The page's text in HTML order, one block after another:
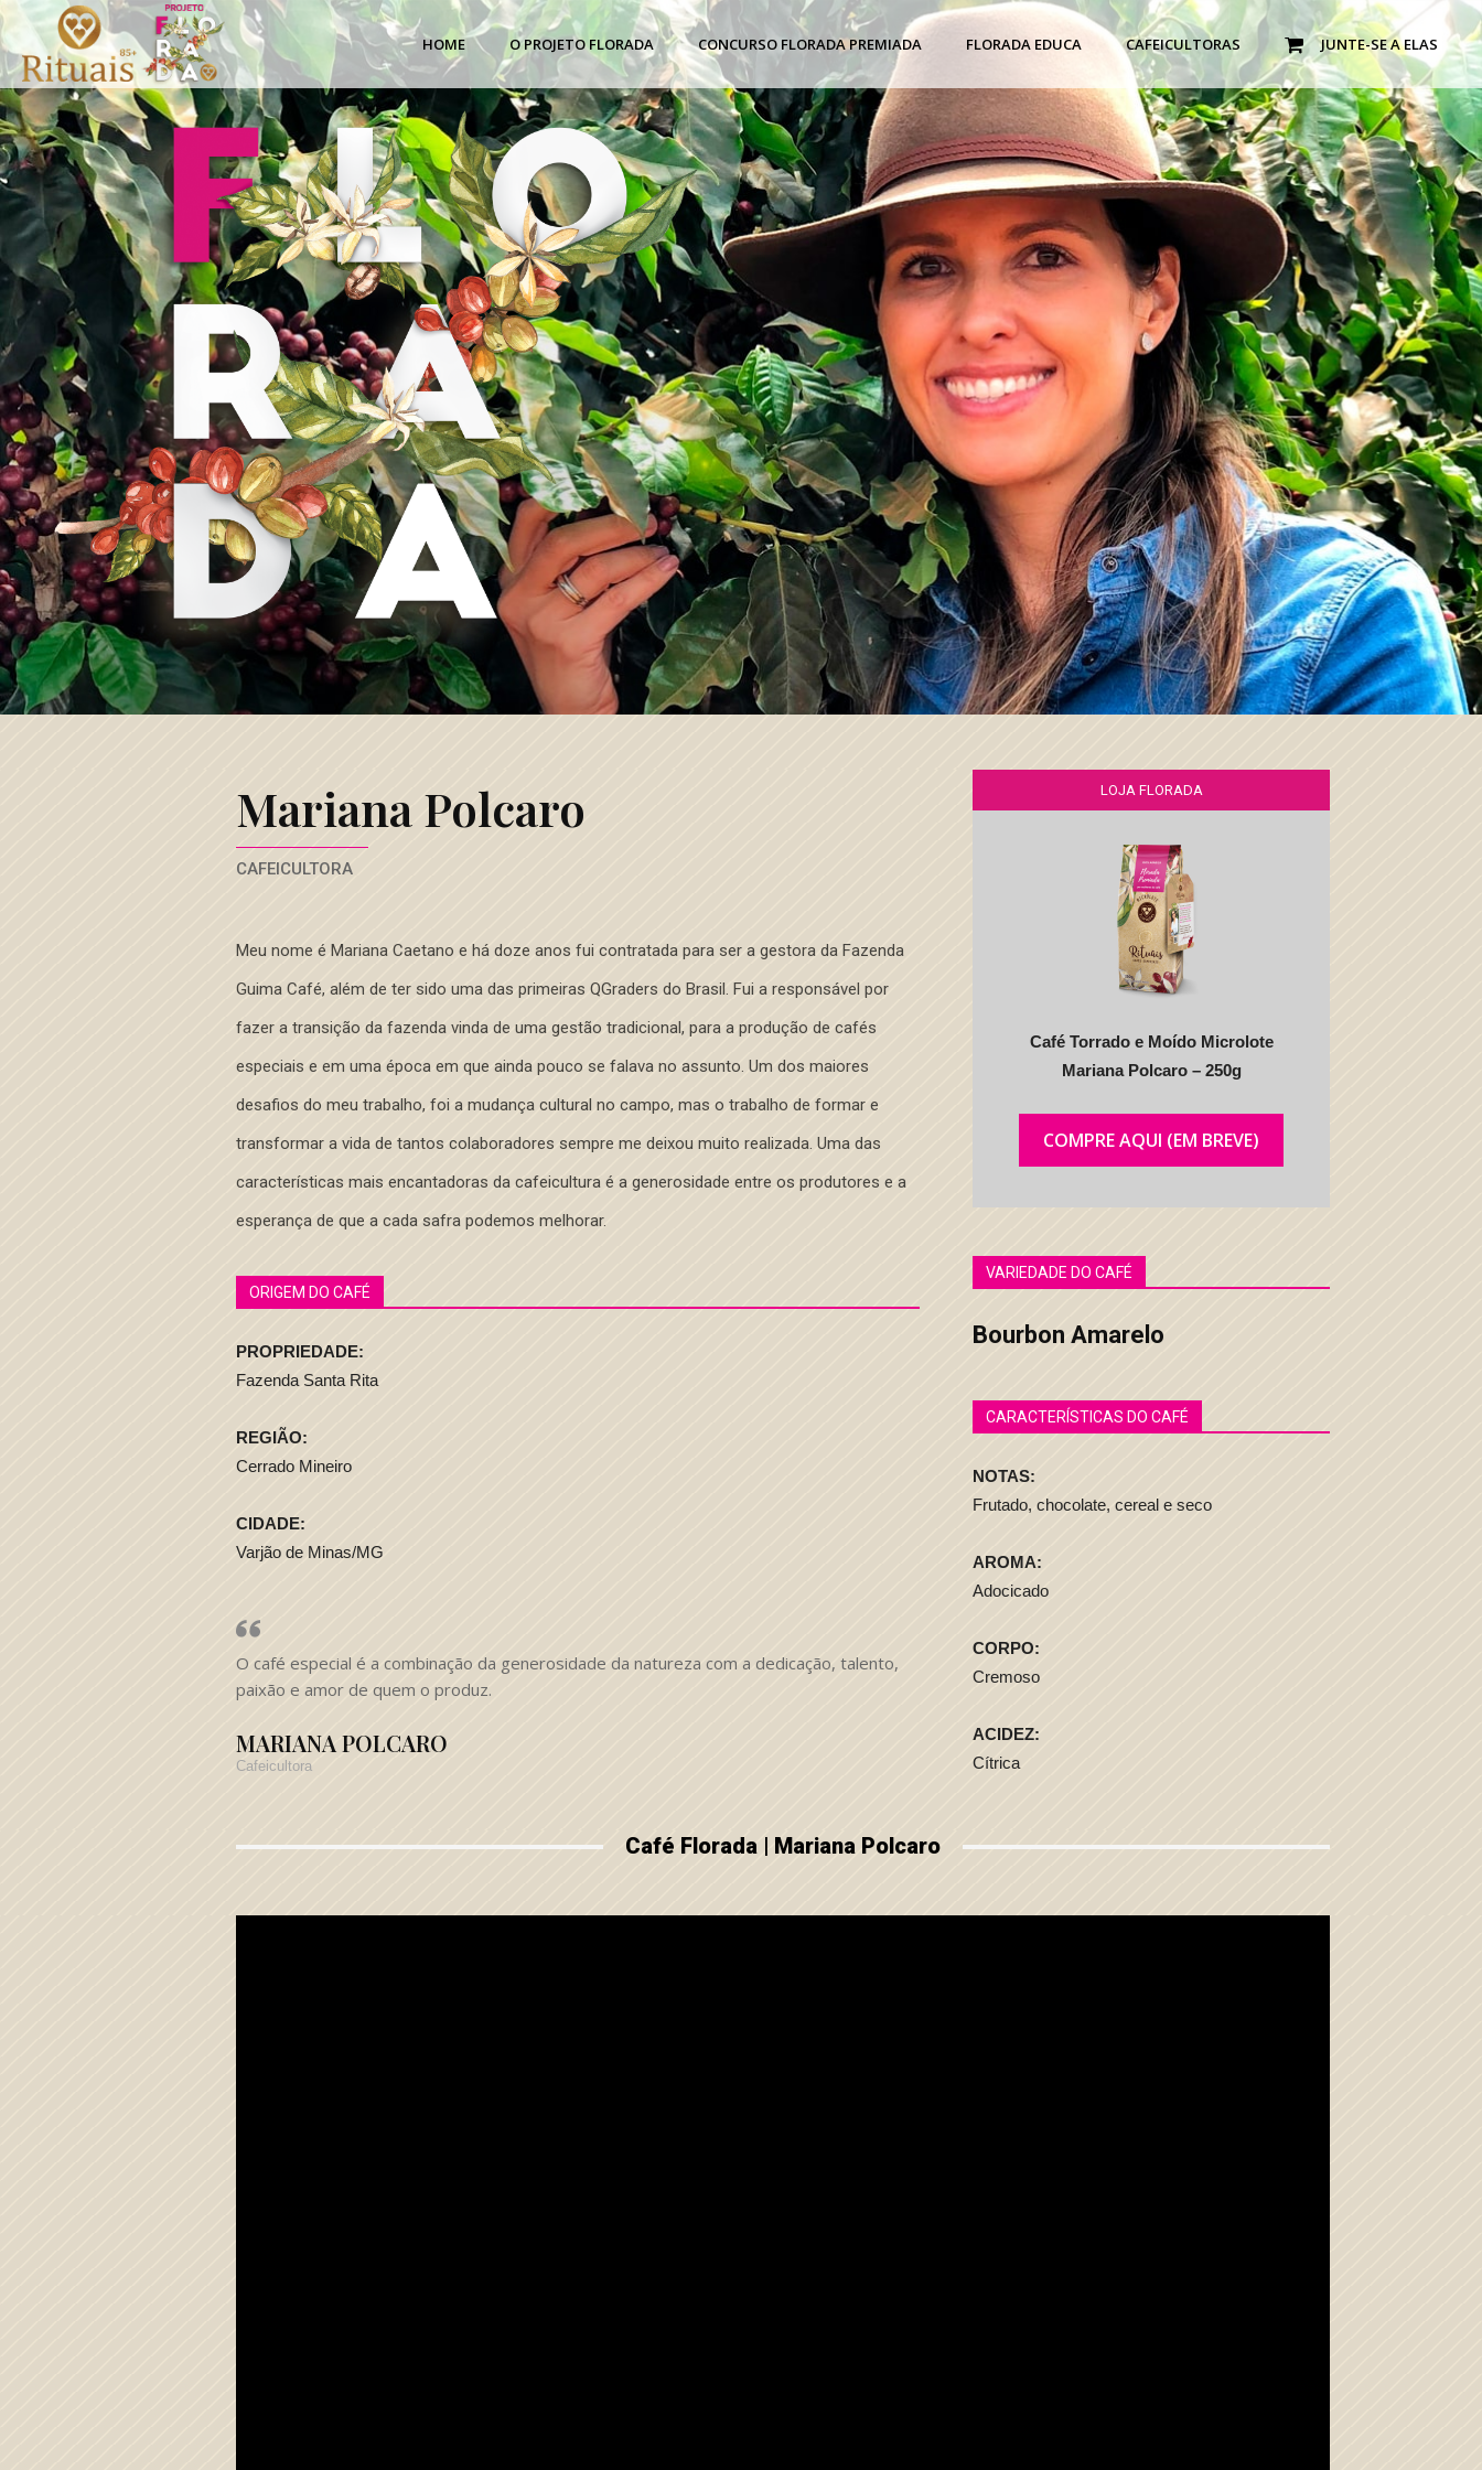
Cafés
Especiais
|
Projeto
Florada
|
Café
3
HOME O PROJETO FLORADA CONCURSO FLORADA PREMIADA FLORADA EDUCA CAFEICULTORAS JUNTE-SE A ELAS
Mariana Polcaro
CAFEICULTORA
Meu nome é Mariana Caetano e há doze anos fui contratada para ser a gestora da Fazenda
Guima Café, além de ter sido uma das primeiras QGraders do Brasil. Fui a responsável por
fazer a transição da fazenda vinda de uma gestão tradicional, para a produção de cafés
especiais e em uma época em que ainda pouco se falava no assunto. Um dos maiores
desafios do meu trabalho, foi a mudança cultural no campo, mas o trabalho de formar e
transformar a vida de tantos colaboradores sempre me deixou muito realizada. Uma das
características mais encantadoras da cafeicultura é a generosidade entre os produtores e a
esperança de que a cada safra podemos melhorar.
ORIGEM DO CAFÉ
PROPRIEDADE:
Fazenda Santa Rita
REGIÃO:
Cerrado Mineiro
CIDADE:
Varjão de Minas/MG
O café especial é a combinação da generosidade da natureza com a dedicação, talento,
paixão e amor de quem o produz.
MARIANA POLCARO
Cafeicultora
LOJA FLORADA
Café Torrado e Moído Microlote
Mariana Polcaro – 250g
COMPRE AQUI (EM BREVE)
VARIEDADE DO CAFÉ
Bourbon Amarelo
CARACTERÍSTICAS DO CAFÉ
NOTAS:
Frutado, chocolate, cereal e seco
AROMA:
Adocicado
CORPO:
Cremoso
ACIDEZ:
Cítrica
Café Florada | Mariana Polcaro